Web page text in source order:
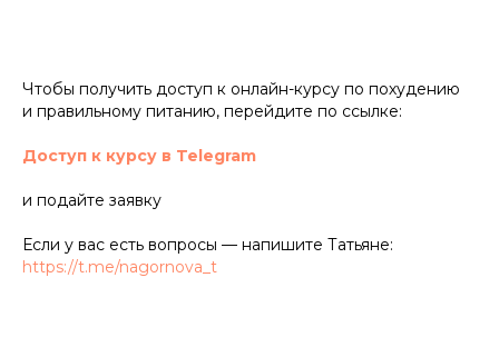
Чтобы получить доступ к онлайн-курсу по похудению
и правильному питанию, перейдите по ссылке:
Доступ к курсу в Telegram
и подайте заявку
Если у вас есть вопросы — напишите Татьяне:
https://t.me/nagornova_t